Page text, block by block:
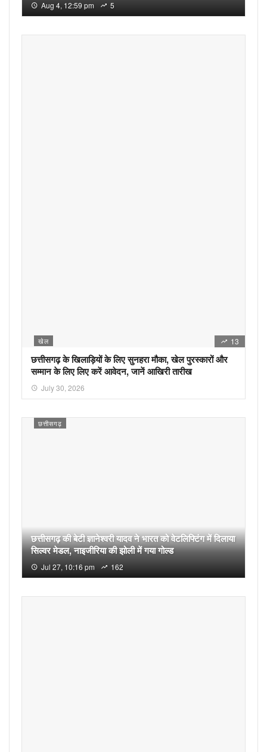
Aug 4, 12:59 pm 5
खेल 13
छत्तीसगढ़ के खिलाड़ियों के लिए सुनहरा मौका, खेल पुरस्कारों और
सम्मान के लिए लिए करें आवेदन, जानें आखिरी तारीख
July 30, 2026
छत्तीसगढ़
छत्तीसगढ़ की बेटी ज्ञानेश्वरी यादव ने भारत को वेटलिफ्टिंग में दिलाया
सिल्वर मेडल, नाइजीरिया की झोली में गया गोल्ड
Jul 27, 10:16 pm 162